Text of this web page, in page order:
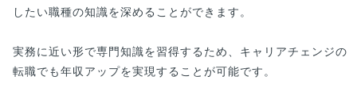
したい職種の知識を深めることができます。
実務に近い形で専門知識を習得するため、キャリアチェンジの
転職でも年収アップを実現することが可能です。